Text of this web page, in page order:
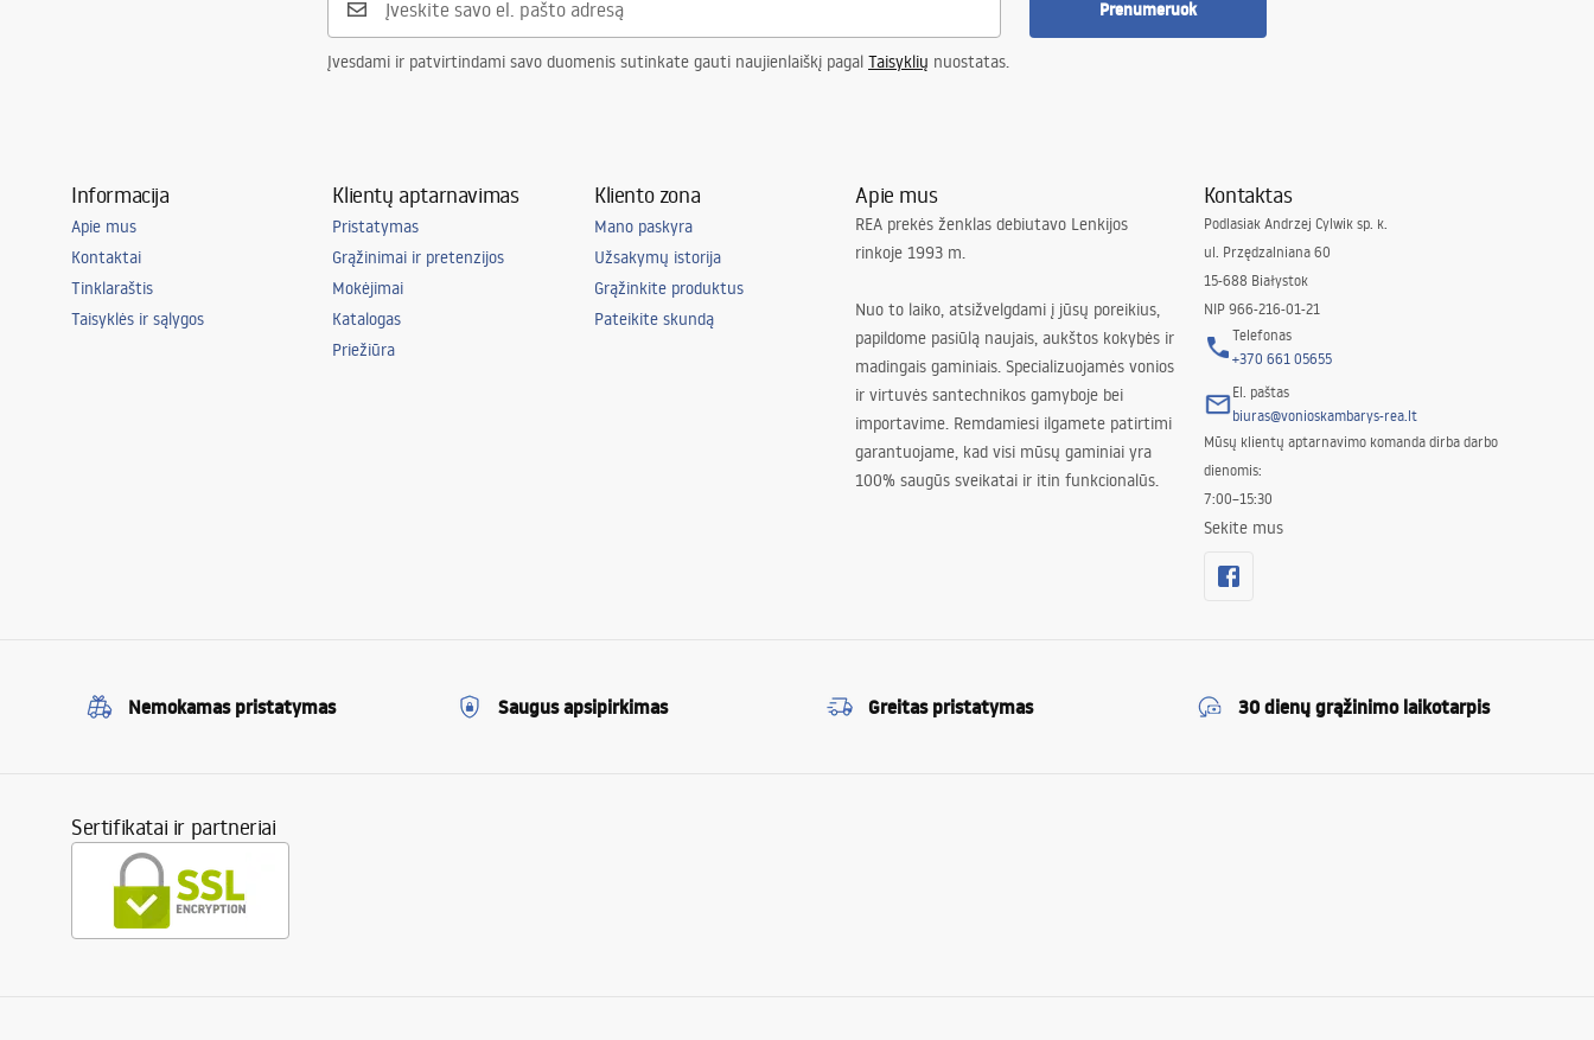
Prenumeruok
Įvesdami ir patvirtindami savo duomenis sutinkate gauti naujienlaiškį pagal Taisyklių nuostatas.
Informacija
Apie mus
Kontaktai
Tinklaraštis
Taisyklės ir sąlygos
Klientų aptarnavimas
Pristatymas
Grąžinimai ir pretenzijos
Mokėjimai
Katalogas
Priežiūra
Kliento zona
Mano paskyra
Užsakymų istorija
Grąžinkite produktus
Pateikite skundą
Apie mus
REA prekės ženklas debiutavo Lenkijos
rinkoje 1993 m.
Nuo to laiko, atsižvelgdami į jūsų poreikius,
papildome pasiūlą naujais, aukštos kokybės ir
madingais gaminiais. Specializuojamės vonios
ir virtuvės santechnikos gamyboje bei
importavime. Remdamiesi ilgamete patirtimi
garantuojame, kad visi mūsų gaminiai yra
100% saugūs sveikatai ir itin funkcionalūs.
Kontaktas
Podlasiak Andrzej Cylwik sp. k.
ul. Przędzalniana 60
15-688 Białystok
NIP 966-216-01-21
Telefonas
+370 661 05655
El. paštas
biuras@vonioskambarys-rea.lt
Mūsų klientų aptarnavimo komanda dirba darbo
dienomis:
7:00–15:30
Sekite mus
Nemokamas pristatymas Saugus apsipirkimas Greitas pristatymas 30 dienų grąžinimo laikotarpis
Sertifikatai ir partneriai